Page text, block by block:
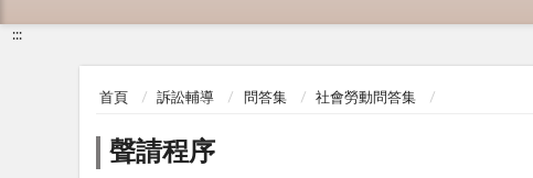
:::
首頁 訴訟輔導 問答集 社會勞動問答集
聲請程序